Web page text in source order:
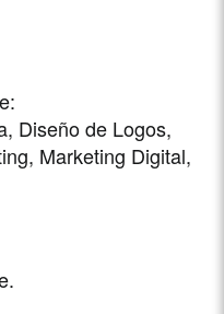
Diseño de Logos,
Marketing Digital,
.